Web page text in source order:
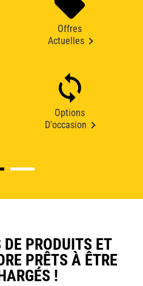
Offres
Actuelles
Options
D'occasion
DE PRODUITS ET
PRÊTS À ÊTRE
!